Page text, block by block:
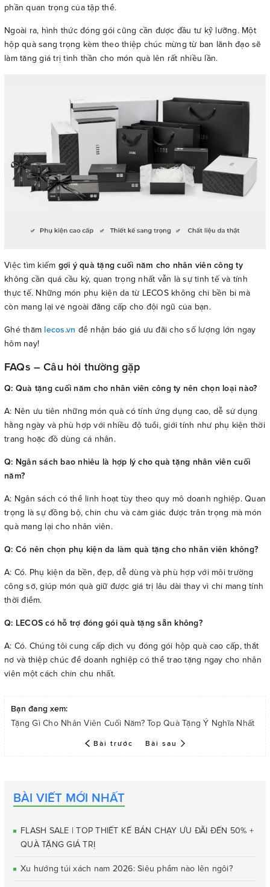
phần quan trọng của tập thể.
Ngoài ra, hình thức đóng gói cũng cần được đầu tư kỹ lưỡng. Một
hộp quà sang trọng kèm theo thiệp chúc mừng từ ban lãnh đạo sẽ
làm tăng giá trị tinh thần cho món quà lên rất nhiều lần.
Việc tìm kiếm gợi ý quà tặng cuối năm cho nhân viên công ty
không cần quá cầu kỳ, quan trọng nhất vẫn là sự tinh tế và tính
thực tế. Những món phụ kiện da từ LECOS không chỉ bền bỉ mà
còn mang lại vẻ ngoài đẳng cấp cho đội ngũ của bạn.
Ghé thăm lecos.vn để nhận báo giá ưu đãi cho số lượng lớn ngay
hôm nay!
FAQs – Câu hỏi thường gặp
Q: Quà tặng cuối năm cho nhân viên công ty nên chọn loại nào?
A: Nên ưu tiên những món quà có tính ứng dụng cao, dễ sử dụng
hằng ngày và phù hợp với nhiều độ tuổi, giới tính như phụ kiện thời
trang hoặc đồ dùng cá nhân.
Q: Ngân sách bao nhiêu là hợp lý cho quà tặng nhân viên cuối
năm?
A: Ngân sách có thể linh hoạt tùy theo quy mô doanh nghiệp. Quan
trọng là sự đồng bộ, chỉn chu và cảm giác được trân trọng mà món
quà mang lại cho nhân viên.
Q: Có nên chọn phụ kiện da làm quà tặng cho nhân viên không?
A: Có. Phụ kiện da bền, đẹp, dễ dùng và phù hợp với môi trường
công sở, giúp món quà giữ được giá trị lâu dài thay vì chỉ mang tính
thời điểm.
Q: LECOS có hỗ trợ đóng gói quà tặng sẵn không?
A: Có. Chúng tôi cung cấp dịch vụ đóng gói hộp quà cao cấp, thắt
nơ và thiệp chúc để doanh nghiệp có thể trao tặng ngay cho nhân
viên một cách chỉn chu nhất.
Bạn đang xem:
Tặng Gì Cho Nhân Viên Cuối Năm? Top Quà Tặng Ý Nghĩa Nhất
Bài trước Bài sau
BÀI VIẾT MỚI NHẤT
FLASH SALE | TOP THIẾT KẾ BÁN CHẠY ƯU ĐÃI ĐẾN 50% +
QUÀ TẶNG GIÁ TRỊ
Xu hướng túi xách nam 2026: Siêu phẩm nào lên ngôi?